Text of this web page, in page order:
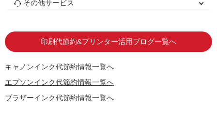
その他サービス
印刷代節約&プリンター活用ブログ一覧へ
キャノンインク代節約情報一覧へ
エプソンインク代節約情報一覧へ
ブラザーインク代節約情報一覧へ